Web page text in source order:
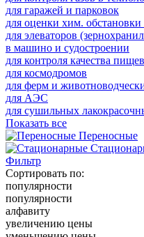
для гаражей и парковок
для оценки хим.
для элеваторов
в машино и судостроении
для контроля качества
для космодромов
для ферм и
для АЭС
для сушильных
Показать все
Переносные
Фильтр
Сортировать по:
популярности
популярности
алфавиту
увеличению цены